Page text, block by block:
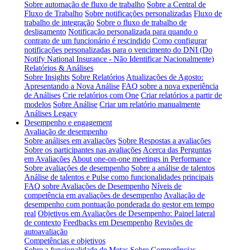
Sobre automação de fluxo de trabalho Sobre a Central de
Fluxo de Trabalho Sobre notificações personalizadas Fluxo de
trabalho de integração Sobre o fluxo de trabalho de
desligamento Notificação personalizada para quando o
contrato de um funcionário é rescindido Como configurar
notificações personalizadas para o vencimento do DNI (Do
Notify National Insurance - Não Identificar Nacionalmente)
Relatórios & Análises
Sobre Insights Sobre Relatórios Atualizações de Agosto:
Apresentando a Nova Análise FAQ sobre a nova experiência
de Análises Crie relatórios com One Criar relatórios a partir de
modelos Sobre Análise Criar um relatório manualmente
Análises Legacy
Desempenho e engagement
Avaliação de desempenho
Sobre análises em avaliações Sobre Respostas a avaliações
Sobre os participantes nas avaliações Acerca das Perguntas
em Avaliações About one-on-one meetings in Performance
Sobre avaliações de desempenho Sobre a análise de talentos
Análise de talentos e Pulse como funcionalidades principais
FAQ sobre Avaliações de Desempenho Níveis de
competência em avaliações de desempenho Avaliação de
desempenho com pontuação ponderada do gestor em tempo
real Objetivos em Avaliações de Desempenho: Painel lateral
de contexto Feedbacks em Desempenho Revisões de
autoavaliação
Competências e objetivos